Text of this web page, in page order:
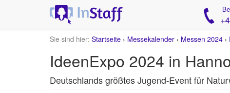
Sie sind hier: Startseite › Messekalender › Messen 2024 ›
IdeenExpo 2024 in
Deutschlands größtes Jugend-Event für